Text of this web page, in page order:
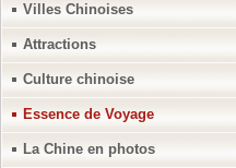
Villes Chinoises
Attractions
Culture chinoise
Essence de Voyage
La Chine en photos